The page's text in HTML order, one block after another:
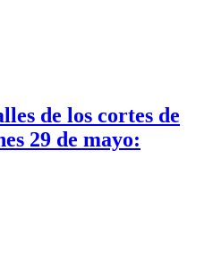
de los cortes de
29 de mayo: